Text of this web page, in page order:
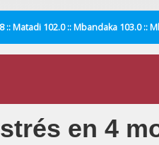
:: Matadi 102.0 :: Mbandaka 103.0 ::
en 4